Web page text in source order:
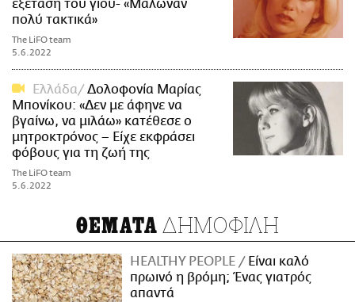
εξέταση του γιου- «Μάλωναν
πολύ τακτικά»
The LiFO team
5.6.2022
Ελλάδα
Δολοφονία Μαρίας
Μπονίκου: «Δεν με άφηνε να
βγαίνω, να μιλάω» κατέθεσε ο
μητροκτρόνος – Είχε εκφράσει
φόβους για τη ζωή της
The LiFO team
5.6.2022
ΘΕΜΑΤΑ ΔΗΜΟΦΙΛΗ
HEALTHY PEOPLE
Είναι καλό
πρωινό η βρόμη; Ένας γιατρός
απαντά